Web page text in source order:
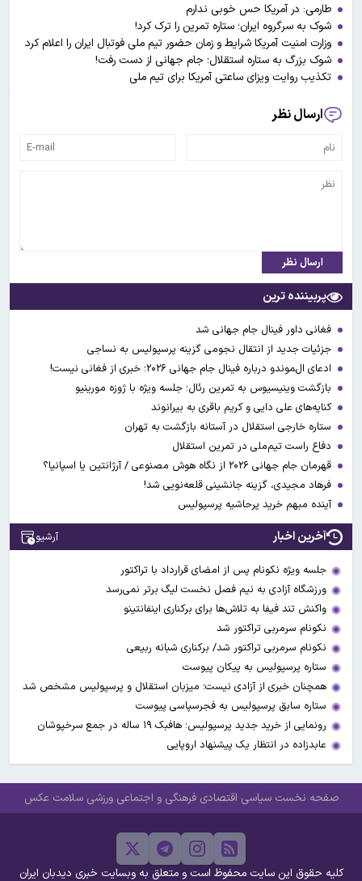
طارمی: در آمریکا حس خوبی ندارم
شوک به سرگروه ایران؛ ستاره تمرین را ترک کرد!
وزارت امنیت آمریکا شرایط و زمان حضور تیم ملی فوتبال ایران را اعلام کرد
شوک بزرگ به ستاره استقلال؛ جام جهانی از دست رفت!
تکذیب روایت ویزای ساعتی آمریکا برای تیم ملی
ارسال نظر
ارسال نظر
پربیننده ترین
فغانی داور فینال جام جهانی شد
جزئیات جدید از انتقال نجومی گزینه پرسپولیس به نساجی
ادعای ال‌‍موندو درباره فینال جام جهانی ۲۰۲۶؛ خبری از فغانی نیست!
بازگشت وینیسیوس به تمرین رئال؛ جلسه ویژه با ژوزه مورینیو
کنایه‌های علی دایی و کریم باقری به بیرانوند
ستاره خارجی استقلال در آستانه بازگشت به تهران
دفاع راست تیم‌ملی در تمرین استقلال
قهرمان جام جهانی ۲۰۲۶ از نگاه هوش مصنوعی / آرژانتین یا اسپانیا؟
فرهاد مجیدی، گزینه جانشینی قلعه‌نویی شد!
آینده مبهم خرید پرحاشیه پرسپولیس
آخرین اخبار آرشیو
جلسه ویژه نکونام پس از امضای قرارداد با تراکتور
ورزشگاه آزادی به نیم فصل نخست لیگ برتر نمی‌رسد
واکنش تند فیفا به تلاش‌ها برای برکناری اینفانتینو
نکونام سرمربی تراکتور شد
نکونام سرمربی تراکتور شد/ برکناری شبانه ربیعی
ستاره پرسپولیس به پیکان پیوست
همچنان خبری از آزادی نیست؛ میزبان استقلال و پرسپولیس مشخص شد
ستاره سابق پرسپولیس به فجرسپاسی پیوست
رونمایی از خرید جدید پرسپولیس؛ هافبک ۱۹ ساله در جمع سرخپوشان
عابدزاده در انتظار یک پیشنهاد اروپایی
صفحه نخست سیاسی اقتصادی فرهنگی و اجتماعی ورزشی سلامت عکس
کلیه حقوق این سایت محفوظ است و متعلق به وبسایت خبری دیدبان ایران